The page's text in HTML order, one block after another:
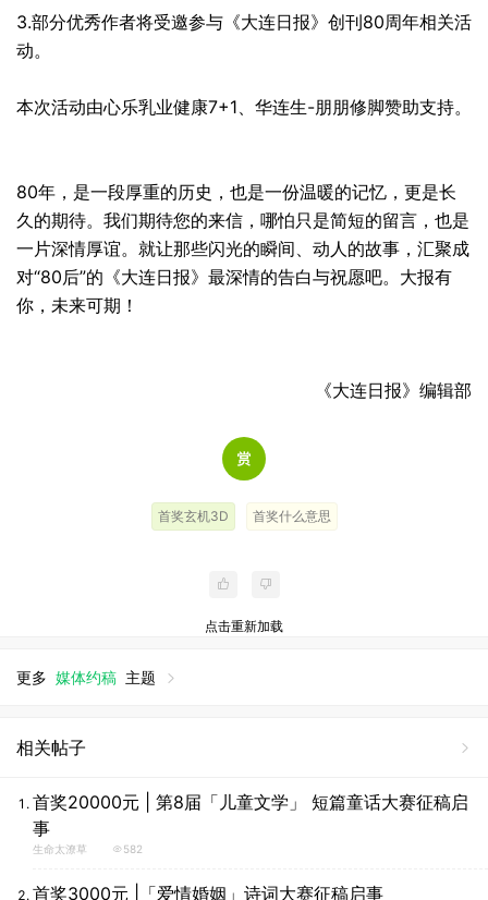
3.部分优秀作者将受邀参与《大连日报》创刊80周年相关活
动。
本次活动由心乐乳业健康7+1、华连生-朋朋修脚赞助支持。
80年，是一段厚重的历史，也是一份温暖的记忆，更是长
久的期待。我们期待您的来信，哪怕只是简短的留言，也是
一片深情厚谊。就让那些闪光的瞬间、动人的故事，汇聚成
对“80后”的《大连日报》最深情的告白与祝愿吧。大报有
你，未来可期！
《大连日报》编辑部
首奖玄机3D 首奖什么意思
点击重新加载
更多 媒体约稿 主题
相关帖子
首奖20000元 | 第8届「儿童文学」 短篇童话大赛征稿启
事
生命太潦草 582
首奖3000元 |「爱情婚姻」诗词大赛征稿启事